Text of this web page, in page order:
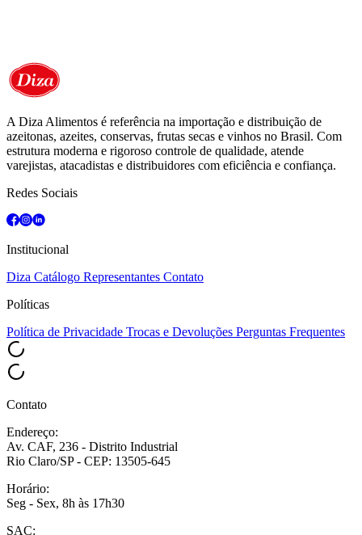
A Diza Alimentos é referência na importação e distribuição de
azeitonas, azeites, conservas, frutas secas e vinhos no Brasil. Com
estrutura moderna e rigoroso controle de qualidade, atende
varejistas, atacadistas e distribuidores com eficiência e confiança.
Redes Sociais
Institucional
Diza Catálogo Representantes Contato
Políticas
Política de Privacidade Trocas e Devoluções Perguntas Frequentes
Contato
Endereço:
Av. CAF, 236 - Distrito Industrial
Rio Claro/SP - CEP: 13505-645
Horário:
Seg - Sex, 8h às 17h30
SAC: